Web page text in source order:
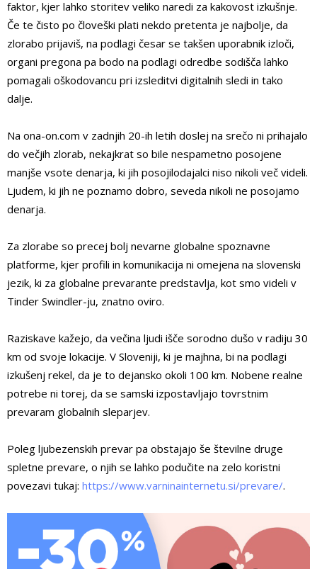
faktor, kjer lahko storitev veliko naredi za kakovost izkušnje.
Če te čisto po človeški plati nekdo pretenta je najbolje, da
zlorabo prijaviš, na podlagi česar se takšen uporabnik izloči,
organi pregona pa bodo na podlagi odredbe sodišča lahko
pomagali oškodovancu pri izsleditvi digitalnih sledi in tako
dalje.
Na ona-on.com v zadnjih 20-ih letih doslej na srečo ni prihajalo
do večjih zlorab, nekajkrat so bile nespametno posojene
manjše vsote denarja, ki jih posojilodajalci niso nikoli več videli.
Ljudem, ki jih ne poznamo dobro, seveda nikoli ne posojamo
denarja.
Za zlorabe so precej bolj nevarne globalne spoznavne
platforme, kjer profili in komunikacija ni omejena na slovenski
jezik, ki za globalne prevarante predstavlja, kot smo videli v
Tinder Swindler-ju, znatno oviro.
Raziskave kažejo, da večina ljudi išče sorodno dušo v radiju 30
km od svoje lokacije. V Sloveniji, ki je majhna, bi na podlagi
izkušenj rekel, da je to dejansko okoli 100 km. Nobene realne
potrebe ni torej, da se samski izpostavljajo tovrstnim
prevaram globalnih sleparjev.
Poleg ljubezenskih prevar pa obstajajo še številne druge
spletne prevare, o njih se lahko podučite na zelo koristni
povezavi tukaj: https://www.varninainternetu.si/prevare/.